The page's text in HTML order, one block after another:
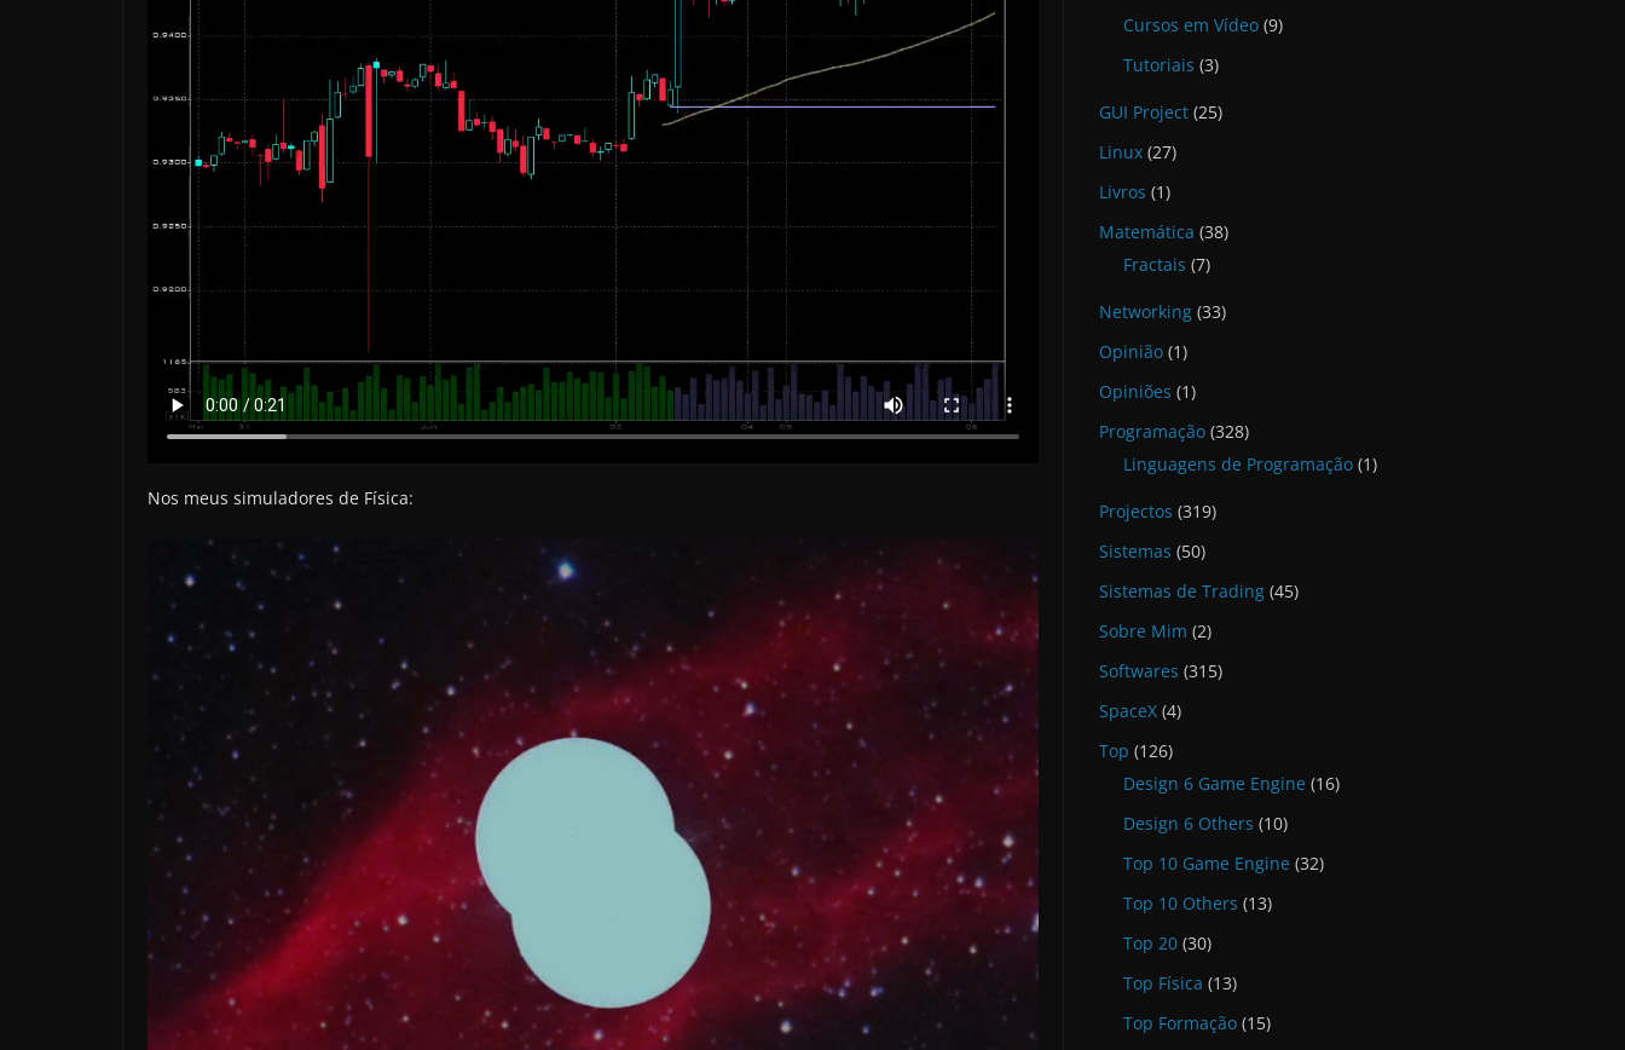
Nos meus simuladores de Física:
Cursos em Vídeo (9)
Tutoriais (3)
GUI Project (25)
Linux (27)
Livros (1)
Matemática (38)
Fractais (7)
Networking (33)
Opinião (1)
Opiniões (1)
Programação (328)
Linguagens de Programação (1)
Projectos (319)
Sistemas (50)
Sistemas de Trading (45)
Sobre Mim (2)
Softwares (315)
SpaceX (4)
Top (126)
Design 6 Game Engine (16)
Design 6 Others (10)
Top 10 Game Engine (32)
Top 10 Others (13)
Top 20 (30)
Top Física (13)
Top Formação (15)